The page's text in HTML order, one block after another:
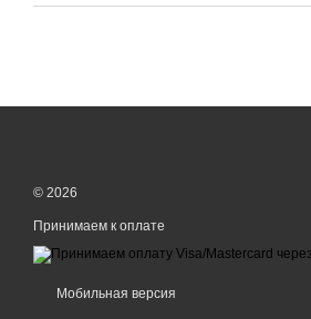
© 2026
Принимаем к оплате
Мобильная версия